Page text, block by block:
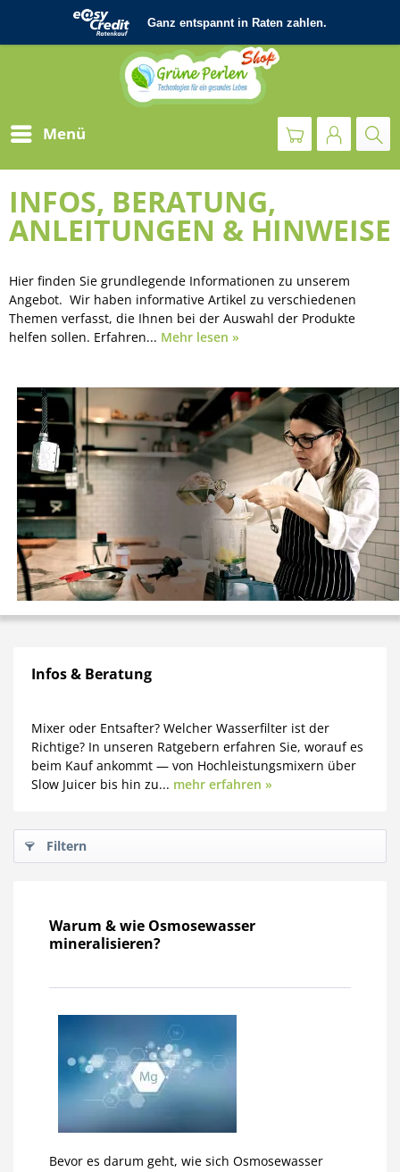
Menü
INFOS, BERATUNG,
ANLEITUNGEN & HINWEISE
Hier finden Sie grundlegende Informationen zu unserem
Angebot. Wir haben informative Artikel zu verschiedenen
Themen verfasst, die Ihnen bei der Auswahl der Produkte
helfen sollen. Erfahren... Mehr lesen »
Infos & Beratung
Mixer oder Entsafter? Welcher Wasserfilter ist der
Richtige? In unseren Ratgebern erfahren Sie, worauf es
beim Kauf ankommt — von Hochleistungsmixern über
Slow Juicer bis hin zu... mehr erfahren »
Filtern
Warum & wie Osmosewasser
mineralisieren?
Bevor es darum geht, wie sich Osmosewasser